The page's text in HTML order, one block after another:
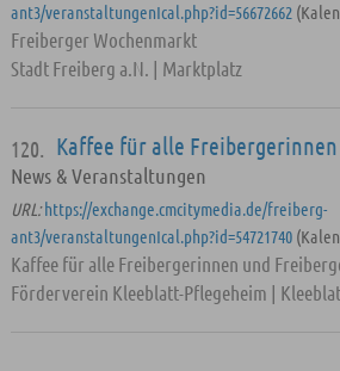
ant3/veranstaltungenIcal.php?id=56672662
Freiberger Wochenmarkt
Stadt Freiberg a.N. | Marktplatz
120. Kaffee für alle
News & Veranstaltungen
URL: https://exchange.cmcitymedia.de/freiberg-
ant3/veranstaltungenIcal.php?id=54721740
Kaffee für alle Freibergerinnen und
Förderverein Kleeblatt-Pflegeheim |